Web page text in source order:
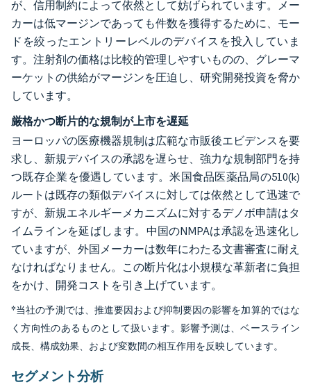
が、信用制約によって依然として妨げられています。メー
カーは低マージンであっても件数を獲得するために、モー
ドを絞ったエントリーレベルのデバイスを投入していま
す。注射剤の価格は比較的管理しやすいものの、グレーマ
ーケットの供給がマージンを圧迫し、研究開発投資を脅か
しています。
厳格かつ断片的な規制が上市を遅延
ヨーロッパの医療機器規制は広範な市販後エビデンスを要
求し、新規デバイスの承認を遅らせ、強力な規制部門を持
つ既存企業を優遇しています。米国食品医薬品局の510(k)
ルートは既存の類似デバイスに対しては依然として迅速で
すが、新規エネルギーメカニズムに対するデノボ申請はタ
イムラインを延ばします。中国のNMPAは承認を迅速化し
ていますが、外国メーカーは数年にわたる文書審査に耐え
なければなりません。この断片化は小規模な革新者に負担
をかけ、開発コストを引き上げています。
*当社の予測では、推進要因および抑制要因の影響を加算的ではな
く方向性のあるものとして扱います。影響予測は、ベースライン
成長、構成効果、および変数間の相互作用を反映しています。
セグメント分析